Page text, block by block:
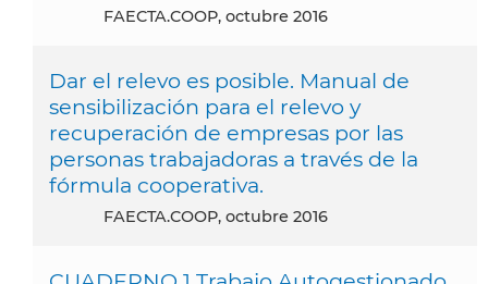
FAECTA.COOP, octubre 2016
Dar el relevo es posible. Manual de
sensibilización para el relevo y
recuperación de empresas por las
personas trabajadoras a través de la
fórmula cooperativa.
FAECTA.COOP, octubre 2016